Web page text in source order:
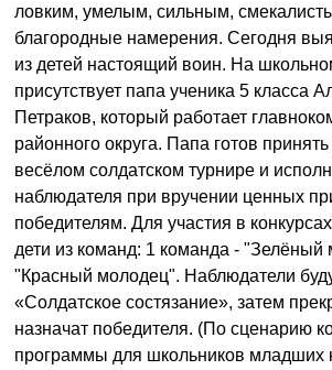
ловким, умелым, сильным,
благородные намерения. Сегодня
из детей настоящий воин. На
присутствует папа ученика 5 класса
Петраков, который работает
районного округа. Папа готов принять
весёлом солдатском турнире и
наблюдателя при вручении ценных
победителям. Для участия в
дети из команд: 1 команда - "Зелёный
"Красный молодец". Наблюдатели
«Солдатское состязание», затем
назначат победителя. (По сценарию
программы для школьников младших